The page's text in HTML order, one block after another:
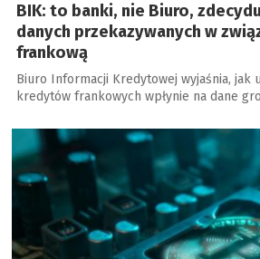
BIK: to banki, nie Biuro,
danych przekazywanych w
frankową
Biuro Informacji Kredytowej wyjaśnia, jak
kredytów frankowych wpłynie na dane
a